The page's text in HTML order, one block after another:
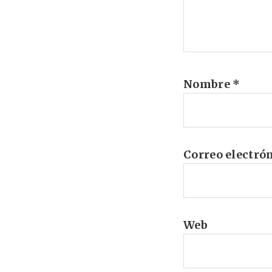
Nombre *
Correo
Web